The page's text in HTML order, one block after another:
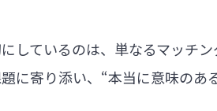
しているのは、単なるマッチ
に寄り添い、“本当に意味のあ